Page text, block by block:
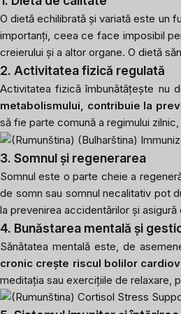
O dietă echilibrată și variată este un
importanți, ceea ce face imposibil
creierului și a altor organe. O dietă
2. Activitatea fizică regulată
Activitatea fizică îmbunătățește nu
metabolismului, contribuie la
să fie parte comună a regimului
3. Somnul și regenerarea
Somnul este o parte cheie a
de somn sau somnul necalitativ pot
la prevenirea accidentărilor și asigură
4. Bunăstarea mentală și
Sănătatea mentală este, de
cronic crește riscul bolilor
meditația sau exercițiile de relaxare,